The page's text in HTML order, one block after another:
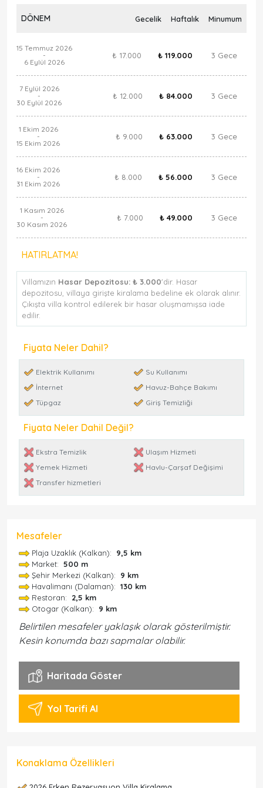
DÖNEM Gecelik Haftalık Minumum
15 Temmuz 2026
-
6 Eylül 2026
₺ 17.000 ₺ 119.000 3 Gece
7 Eylül 2026
-
30 Eylül 2026
₺ 12.000 ₺ 84.000 3 Gece
1 Ekim 2026
-
15 Ekim 2026
₺ 9.000 ₺ 63.000 3 Gece
16 Ekim 2026
-
31 Ekim 2026
₺ 8.000 ₺ 56.000 3 Gece
1 Kasım 2026
-
30 Kasım 2026
₺ 7.000 ₺ 49.000 3 Gece
HATIRLATMA!
Villamızın Hasar Depozitosu: ₺ 3.000'dir. Hasar
depozitosu, villaya girişte kiralama bedeline ek olarak alınır.
Çıkışta villa kontrol edilerek bir hasar oluşmamışsa iade
edilir.
Fiyata Neler Dahil?
Elektrik Kullanımı
Su Kullanımı
İnternet
Havuz-Bahçe Bakımı
Tüpgaz
Giriş Temizliği
Fiyata Neler Dahil Değil?
Ekstra Temizlik
Ulaşım Hizmeti
Yemek Hizmeti
Havlu-Çarşaf Değişimi
Transfer hizmetleri
Mesafeler
Plaja Uzaklık (Kalkan): 9,5 km
Market: 500 m
Şehir Merkezi (Kalkan): 9 km
Havalimanı (Dalaman): 130 km
Restoran: 2,5 km
Otogar (Kalkan): 9 km
Belirtilen mesafeler yaklaşık olarak gösterilmiştir.
Kesin konumda bazı sapmalar olabilir.
Haritada Göster
Yol Tarifi Al
Konaklama Özellikleri